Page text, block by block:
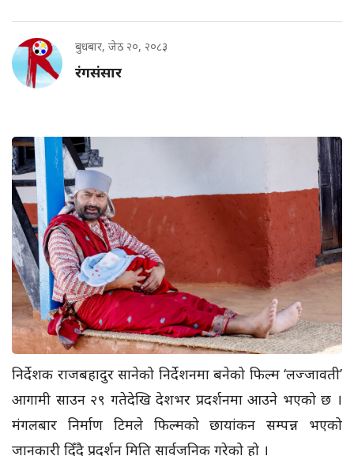
बुधबार, जेठ २०, २०८३
रंगसंसार
निर्देशक राजबहादुर सानेको निर्देशनमा बनेको फिल्म ‘लज्जावती’
आगामी साउन २९ गतेदेखि देशभर प्रदर्शनमा आउने भएको छ ।
मंगलबार निर्माण टिमले फिल्मको छायांकन सम्पन्न भएको
जानकारी दिँदै प्रदर्शन मिति सार्वजनिक गरेको हो ।